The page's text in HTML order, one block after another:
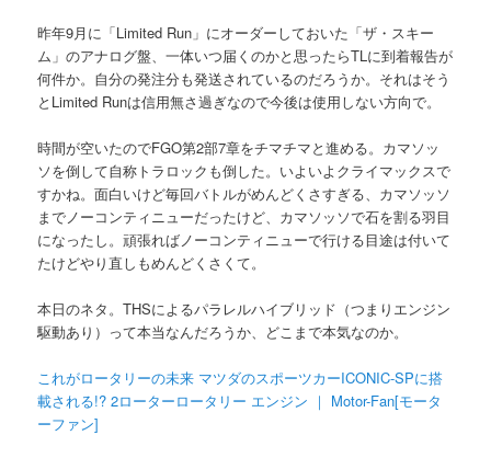
昨年9月に「Limited Run」にオーダーしておいた「ザ・スキー
ム」のアナログ盤、一体いつ届くのかと思ったらTLに到着報告が
何件か。自分の発注分も発送されているのだろうか。それはそう
とLimited Runは信用無さ過ぎなので今後は使用しない方向で。
時間が空いたのでFGO第2部7章をチマチマと進める。カマソッ
ソを倒して自称トラロックも倒した。いよいよクライマックスで
すかね。面白いけど毎回バトルがめんどくさすぎる、カマソッソ
までノーコンティニューだったけど、カマソッソで石を割る羽目
になったし。頑張ればノーコンティニューで行ける目途は付いて
たけどやり直しもめんどくさくて。
本日のネタ。THSによるパラレルハイブリッド（つまりエンジン
駆動あり）って本当なんだろうか、どこまで本気なのか。
これがロータリーの未来 マツダのスポーツカーICONIC-SPに搭
載される!? 2ローターロータリー エンジン ｜ Motor-Fan[モータ
ーファン]